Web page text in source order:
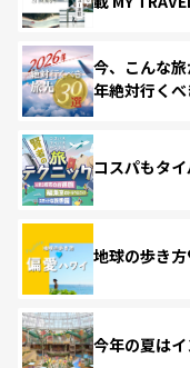
今、こんな
年絶対行く
コスパもタ
地球の歩き
今年の夏はイ